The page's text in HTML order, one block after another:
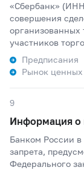
«Сбербанк»
совершения
организованных
участников
Предписания
Рынок
9
Информация о
Банком России
запрета,
Федерального